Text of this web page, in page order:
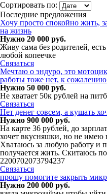
Сортировать по:
Последние предложения
Хочу просто спокойно жить,
на жизнь
Нужно 20 000 руб.
Живу сама без родителей,
любой копеечке
Связаться
Мечтаю о эндуро, это
работы тоже нет, к
Нужно 50 000 руб.
Не хватает 50к рублей на
Связаться
Нет денег совсем, а кушать
Нужно 900 000 руб.
На карте 36 рублей, до
хочет вкусняшки, но не имею
Хватаюсь за любую работу и
получается жить. Скитаюсь
2200702073794237
Связаться
прошу помогите закрыть
Нужно 200 000 руб.